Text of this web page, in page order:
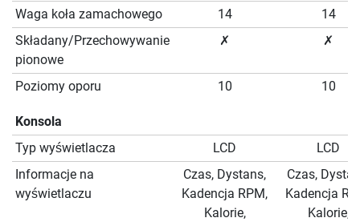
Waga koła zamachowego
14
14
Składany/Przechowywanie
pionowe
✗ ✗
Poziomy oporu 10 10
Konsola
Typ wyświetlacza
LCD
LCD
Informacje na
wyświetlaczu
Czas, Dystans,
Kadencja RPM,
Kalorie,
Czas,
Kadencja
Kalorie,